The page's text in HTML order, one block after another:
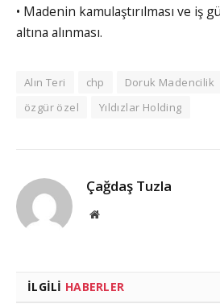
• Madenin kamulaştırılması ve iş
altına alınması.
Alın Teri chp Doruk Madencilik
özgür özel
Yıldızlar Holding
Çağdaş Tuzla
Website
İLGILI HABERLER